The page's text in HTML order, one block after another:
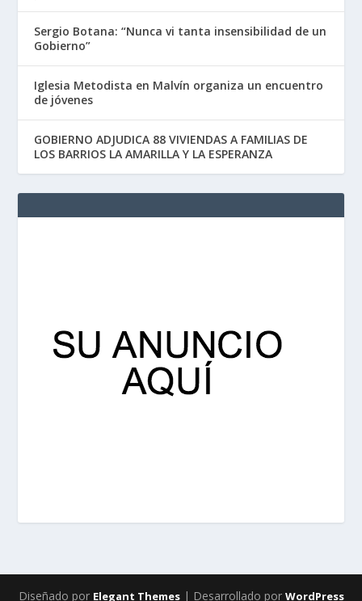
Sergio Botana: “Nunca vi tanta insensibilidad de un
Gobierno”
Iglesia Metodista en Malvín organiza un encuentro
de jóvenes
GOBIERNO ADJUDICA 88 VIVIENDAS A FAMILIAS DE
LOS BARRIOS LA AMARILLA Y LA ESPERANZA
Diseñado por Elegant Themes| Desarrollado por WordPress